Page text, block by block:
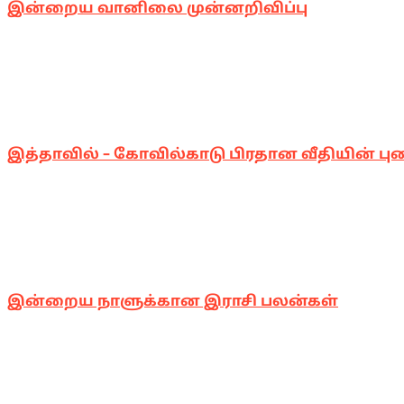
இன்றைய வானிலை முன்னறிவிப்பு
இத்தாவில் – கோவில்காடு பிரதான வீதியின்
இன்றைய நாளுக்கான இராசி பலன்கள்